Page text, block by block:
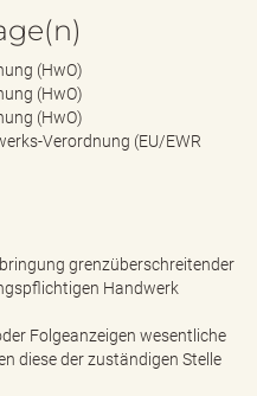
(HwO)
(HwO)
(HwO)
Verordnung (EU/EWR
grenzüberschreitender
Handwerk
Folgeanzeigen wesentliche
diese der zuständigen Stelle